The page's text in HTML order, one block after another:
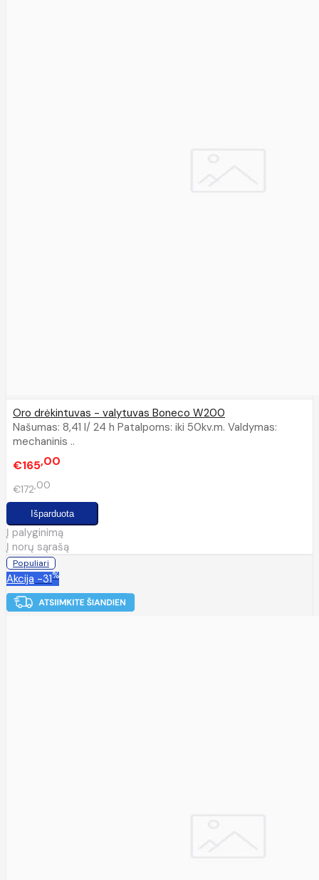
Oro drėkintuvas - valytuvas Boneco W200
Našumas: 8,41 l/ 24 h Patalpoms: iki 50kv.m. Valdymas:
mechaninis ..
€165 00
€172 00
Į palyginimą
Į norų sąrašą
Populiari
Akcija -31%